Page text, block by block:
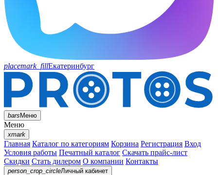
placemark_fillЕкатеринбург
barsМеню
Меню
xmark
Главная Каталог по категориям Корзина Регистрация Вход
Условия работы Печатный каталог Скачать прайс-лист
Скидки Стать дилером О компании Контакты
person_crop_circleЛичный кабинет